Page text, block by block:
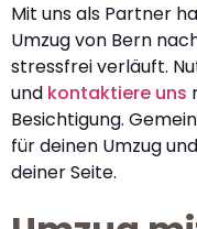
Mit uns als Partner
Umzug von Bern
stressfrei verläuft.
und kontaktiere uns
Besichtigung.
für deinen Umzug
deiner Seite.